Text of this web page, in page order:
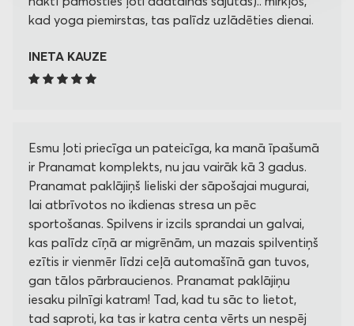
kad yoga piemirstas, tas palīdz uzlādēties dienai.
INETA KAUZE
Esmu ļoti priecīga un pateicīga, ka manā īpašumā
ir Pranamat komplekts, nu jau vairāk kā 3 gadus.
Pranamat paklājiņš lieliski der sāpošajai mugurai,
lai atbrīvotos no ikdienas stresa un pēc
sportošanas. Spilvens ir izcils sprandai un galvai,
kas palīdz cīņā ar migrēnām, un mazais spilventiņš
ezītis ir vienmēr līdzi ceļā automašīnā gan tuvos,
gan tālos pārbraucienos. Pranamat paklājiņu
iesaku pilnīgi katram! Tad, kad tu sāc to lietot,
tad saproti, ka tas ir katra centa vērts un nespēj